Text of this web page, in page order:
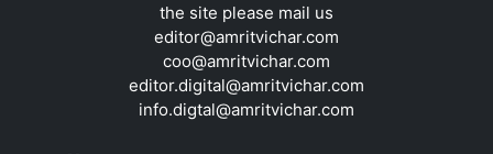
the site please mail us
editor@amritvichar.com
coo@amritvichar.com
editor.digital@amritvichar.com
info.digtal@amritvichar.com